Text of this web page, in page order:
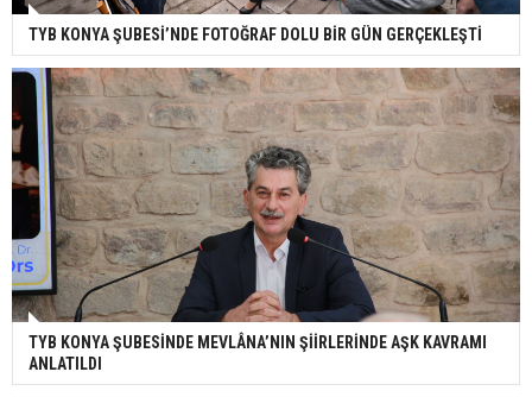
TYB KONYA ŞUBESİ’NDE FOTOĞRAF DOLU BİR GÜN GERÇEKLEŞTİ
TYB KONYA ŞUBESİNDE MEVLÂNA’NIN ŞİİRLERİNDE AŞK KAVRAMI
ANLATILDI